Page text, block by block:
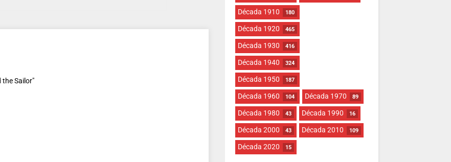
the Sailor"
Década 1910 180
Década 1920 465
Década 1930 416
Década 1940 324
Década 1950 187
Década 1960 104 Década 1970 89
Década 1980 43 Década 1990 16
Década 2000 43 Década 2010 109
Década 2020 15